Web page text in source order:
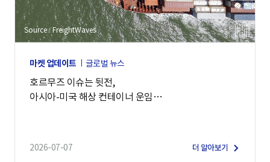
Source : FreightWaves
마켓 업데이트 글로벌 뉴스
호르무즈 이슈는 뒷전,
아시아-미국 해상 컨테이너 운임
2026-07-07 더 알아보기